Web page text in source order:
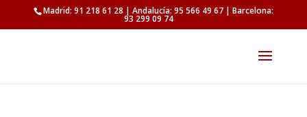
Madrid: 91 218 61 28 | Andalucía: 95 566 49 67 | Barcelona:
93 299 09 74